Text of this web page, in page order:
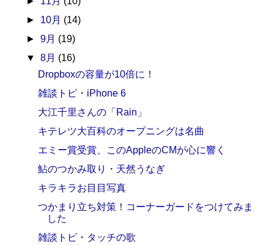
► 10月 (14)
► 9月 (19)
▼ 8月 (16)
Dropboxの容量が10倍に！
雑談トピ・iPhone 6
大江千里さんの「Rain」
キテレツ大百科のオープニングは名曲
エミー賞受賞、このAppleのCMが心に響く
鮎のつかみ取り・天然うなぎ
キラキラお目目写真
つかまり立ち対策！コーナーガードをつけてみま
した
雑談トピ・タッチの歌